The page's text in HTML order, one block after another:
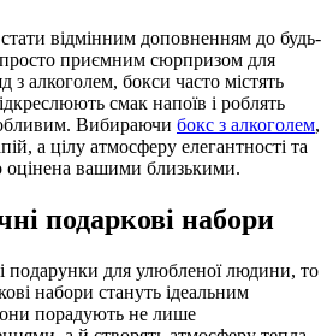
відмінним доповненням до будь-
просто приємним сюрпризом для
з алкоголем, бокси часто містять
смак напоїв і роблять
Вибираючи бокс з алкоголем,
а цілу атмосферу елегантності та
оцінена вашими близькими.
подаркові набори
подарунки для улюбленої людини, то
набори стануть ідеальним
порадують не лише